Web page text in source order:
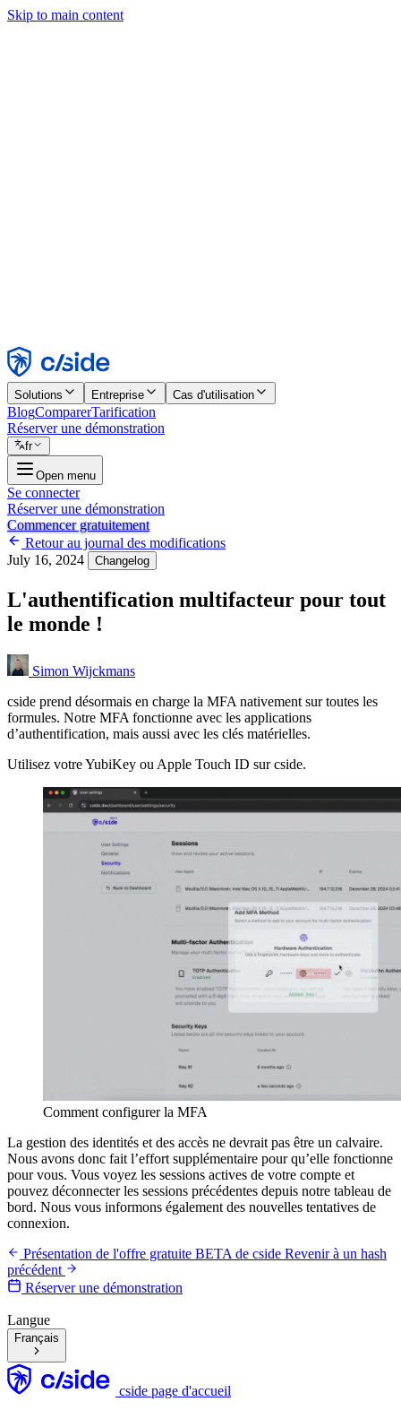
Skip to main content
Rejeter
Solutions Entreprise Cas d'utilisation
BlogComparerTarification
Réserver une démonstration
fr
Open menu
Se connecter
Réserver une démonstration
Commencer gratuitement
Retour au journal des modifications
July 16, 2024
Changelog
L'authentification multifacteur pour tout
le monde !
Simon Wijckmans
cside prend désormais en charge la MFA nativement sur toutes les
formules. Notre MFA fonctionne avec les applications
d’authentification, mais aussi avec les clés matérielles.
Utilisez votre YubiKey ou Apple Touch ID sur cside.
Comment configurer la MFA
La gestion des identités et des accès ne devrait pas être un calvaire.
Nous avons donc fait l’effort supplémentaire pour qu’elle fonctionne
pour vous. Vous voyez les sessions actives de votre compte et
pouvez déconnecter les sessions précédentes depuis notre tableau de
bord. Nous vous informons également des nouvelles tentatives de
connexion.
Présentation de l'offre gratuite BETA de cside Revenir à un hash
précédent
Réserver une démonstration
Langue
Français
cside page d'accueil